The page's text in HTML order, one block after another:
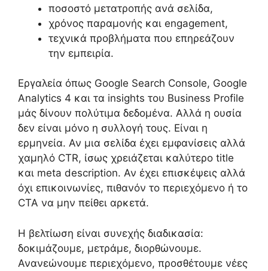
ποσοστό μετατροπής ανά σελίδα,
χρόνος παραμονής και engagement,
τεχνικά προβλήματα που επηρεάζουν
την εμπειρία.
Εργαλεία όπως Google Search Console, Google
Analytics 4 και τα insights του Business Profile
μάς δίνουν πολύτιμα δεδομένα. Αλλά η ουσία
δεν είναι μόνο η συλλογή τους. Είναι η
ερμηνεία. Αν μια σελίδα έχει εμφανίσεις αλλά
χαμηλό CTR, ίσως χρειάζεται καλύτερο title
και meta description. Αν έχει επισκέψεις αλλά
όχι επικοινωνίες, πιθανόν το περιεχόμενο ή το
CTA να μην πείθει αρκετά.
Η βελτίωση είναι συνεχής διαδικασία:
δοκιμάζουμε, μετράμε, διορθώνουμε.
Ανανεώνουμε περιεχόμενο, προσθέτουμε νέες